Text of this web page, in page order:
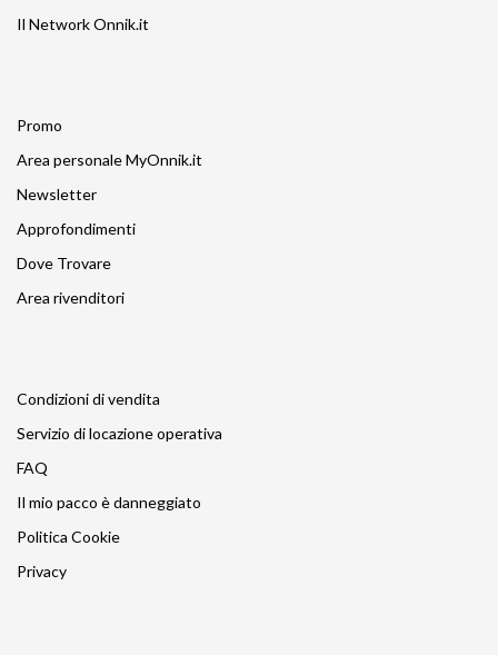
Il Network Onnik.it
Promo
Area personale MyOnnik.it
Newsletter
Approfondimenti
Dove Trovare
Area rivenditori
Condizioni di vendita
Servizio di locazione operativa
FAQ
Il mio pacco è danneggiato
Politica Cookie
Privacy